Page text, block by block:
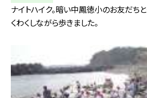
ナイトハイク。暗い中鳳徳小のお友だち
くわくしながら歩きました。